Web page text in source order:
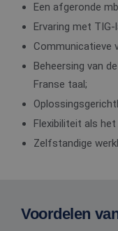
Een afgeronde
Ervaring met TIG-
Communicatieve
Beheersing van
Franse taal;
Flexibiliteit als
Zelfstandige
Voordelen